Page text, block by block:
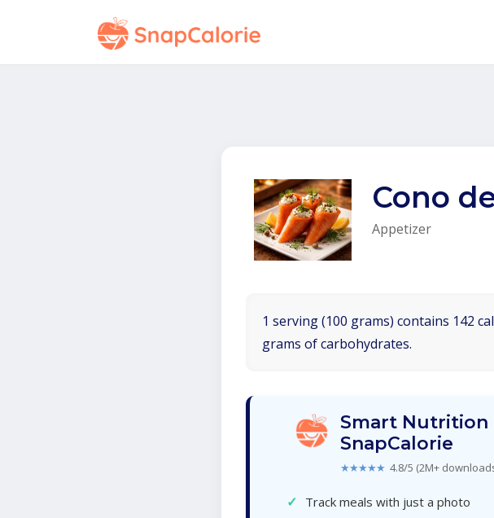
Cono
Appetizer
1 serving (100 grams) contains 142
grams of carbohydrates.
Smart Nutrition
SnapCalorie
★★★★★ 4.8/5 (2M+
✓ Track meals with just a photo